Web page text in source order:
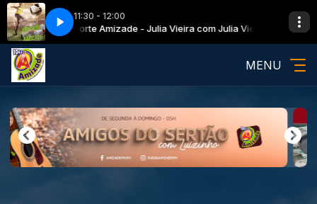
11:30 - 12:00
Esporte Amizade - Julia Vieira com Julia Vieira Esporte
MENU